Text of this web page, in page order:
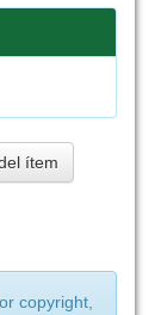
ítem
copyright,